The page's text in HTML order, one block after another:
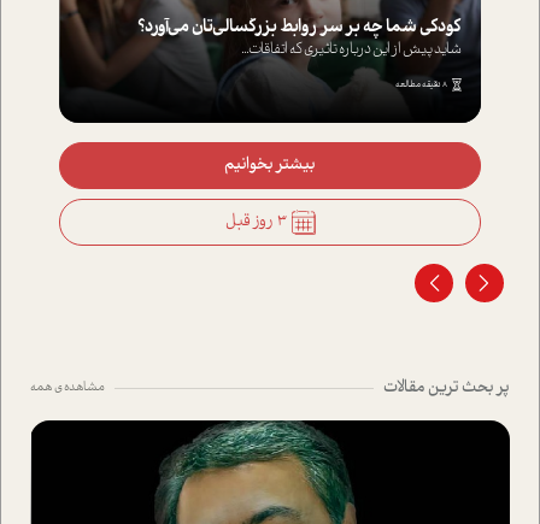
کودکی شما چه بر سر روابط بزرگسالی‌تان می‌آورد؟
شاید پیش از این درباره تاثیری که اتفاقات...
8 دقیقه مطالعه
بیشتر بخوانیم
3 روز قبل
پر بحث ترین مقالات مشاهده ی همه